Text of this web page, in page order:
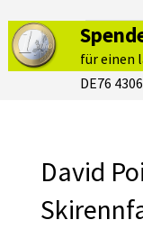
für einen
DE76
David